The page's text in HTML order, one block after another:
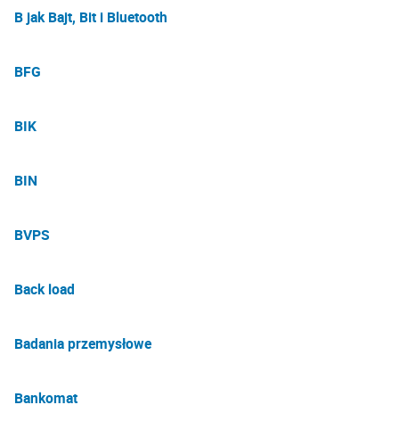
B jak Bajt, Bit i Bluetooth
BFG
BIK
BIN
BVPS
Back load
Badania przemysłowe
Bankomat